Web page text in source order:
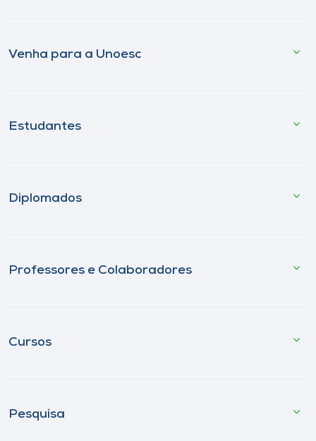
Venha para a Unoesc
Estudantes
Diplomados
Professores e Colaboradores
Cursos
Pesquisa